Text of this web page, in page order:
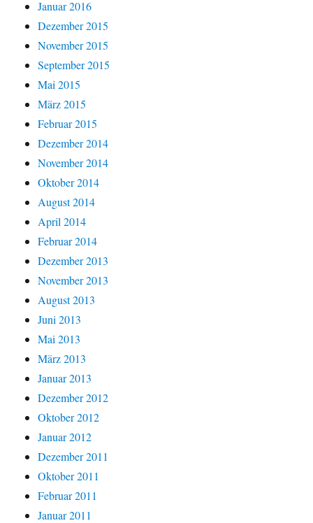
Januar 2016
Dezember 2015
November 2015
September 2015
Mai 2015
März 2015
Februar 2015
Dezember 2014
November 2014
Oktober 2014
August 2014
April 2014
Februar 2014
Dezember 2013
November 2013
August 2013
Juni 2013
Mai 2013
März 2013
Januar 2013
Dezember 2012
Oktober 2012
Januar 2012
Dezember 2011
Oktober 2011
Februar 2011
Januar 2011